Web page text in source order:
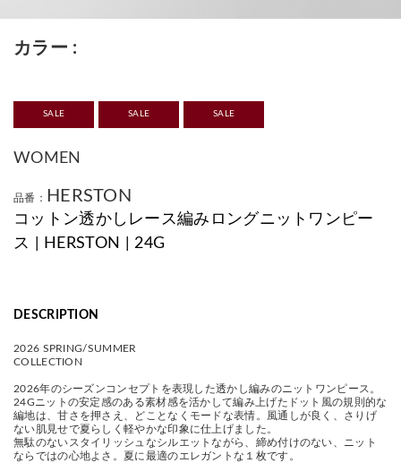
カラー
SALE SALE SALE
WOMEN
品番： HERSTON
コットン透かしレース編みロングニットワンピー
ス | HERSTON | 24G
DESCRIPTION
2026 SPRING/SUMMER
COLLECTION
2026年のシーズンコンセプトを表現した透かし編みのニットワンピース。
24Gニットの安定感のある素材感を活かして編み上げたドット風の規則的な
編地は、甘さを押さえ、どことなくモードな表情。風通しが良く、さりげ
ない肌見せで夏らしく軽やかな印象に仕上げました。
無駄のないスタイリッシュなシルエットながら、締め付けのない、ニット
ならではの心地よさ。夏に最適のエレガントな１枚です。